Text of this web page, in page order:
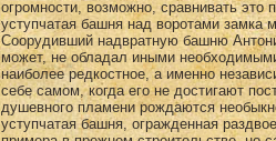
огромности, возможно, сравнивать это
уступчатая башня над воротами замка
Соорудивший надвратную башню
может, не обладал иными
наиболее редкостное, а именно
себе самом, когда его не достигают
душевного пламени рождаются
уступчатая башня, огражденная